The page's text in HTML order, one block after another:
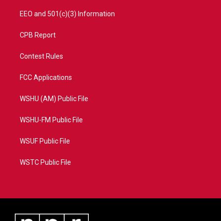
EEO and 501(c)(3) Information
CPB Report
Contest Rules
FCC Applications
WSHU (AM) Public File
WSHU-FM Public File
WSUF Public File
WSTC Public File